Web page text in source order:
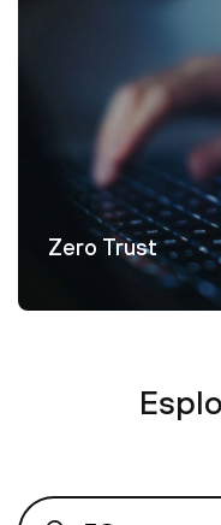
Zero Trust